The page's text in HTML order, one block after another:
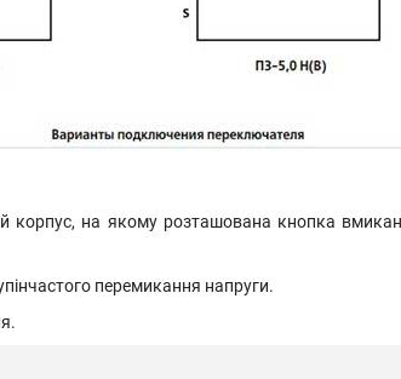
корпус, на якому розташована кнопка
перемикання напруги.